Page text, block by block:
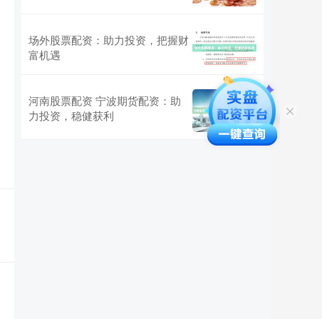
场外股票配资：助力投资，把握财
富机遇
河南股票配资 宁波期货配资：助
力投资，稳健获利